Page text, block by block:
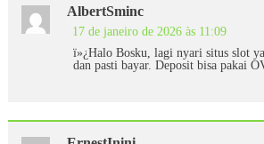
AlbertSminc
17 de janeiro de 2026 às 11:09
ï»¿Halo Bosku, lagi nyari situs slot
dan pasti bayar. Deposit bisa pakai